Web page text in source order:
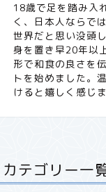
18歳で足を踏み入
く、日本人ならで
世界だと思い没頭
身を置き早20年以
形で和食の良さを
トを始めました。
けると嬉しく感じま
カテゴリー一